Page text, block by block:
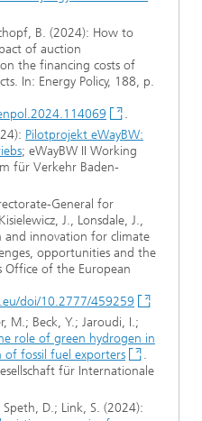
B. (2024): How to
of auction
the financing costs of
In: Energy Policy, 188, p.
.
Pilotprojekt eWayBW:
; eWayBW II Working
für Verkehr Baden-
General for
J., Lonsdale, J.,
and innovation for climate
opportunities and the
of the European
doi/10.2777/459259
M.; Beck, Y.; Jaroudi, I.;
role of green hydrogen in
fossil fuel exporters
.
für Internationale
D.; Link, S. (2024):